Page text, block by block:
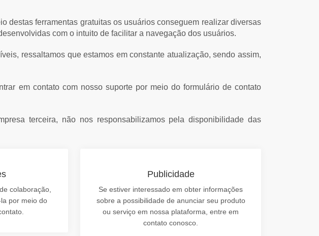
destas ferramentas gratuitas os usuários conseguem realizar diversas
com o intuito de facilitar a navegação dos usuários.
ressaltamos que estamos em constante atualização, sendo assim,
em contato com nosso suporte por meio do formulário de contato
terceira, não nos responsabilizamos pela disponibilidade das
colaboração,
por meio do
Publicidade
Se estiver interessado em obter informações
sobre a possibilidade de anunciar seu produto
ou serviço em nossa plataforma, entre em
contato conosco.